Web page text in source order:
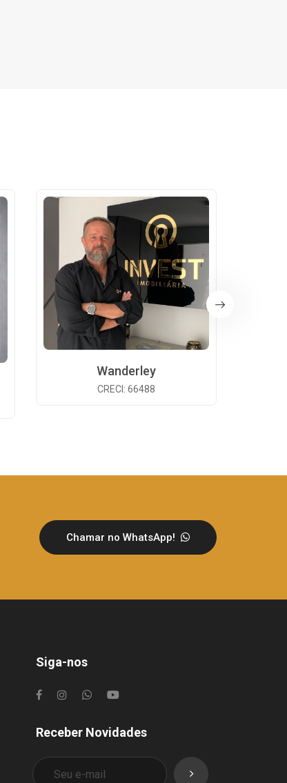
Wanderley
CRECI: 66488
Chamar no WhatsApp!
Siga-nos
Receber Novidades